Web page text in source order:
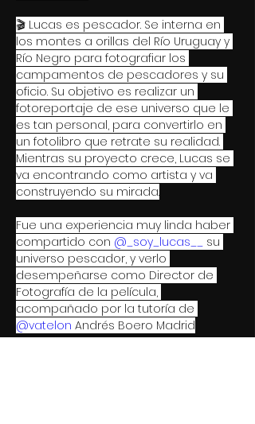
🎬 Lucas es pescador. Se interna en
los montes a orillas del Río Uruguay y
Río Negro para fotografiar los
campamentos de pescadores y su
oficio. Su objetivo es realizar un
fotoreportaje de ese universo que le
es tan personal, para convertirlo en
un fotolibro que retrate su realidad.
Mientras su proyecto crece, Lucas se
va encontrando como artista y va
construyendo su mirada.
Fue una experiencia muy linda haber
compartido con @_soy_lucas__ su
universo pescador, y verlo
desempeñarse como Director de
Fotografía de la película,
acompañado por la tutoría de
@vatelon Andrés Boero Madrid